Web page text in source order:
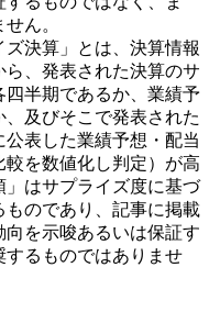
ん。
決算」とは、決算情報
、発表された決算のサ
半期であるか、業績予
及びそこで発表された
表した業績予想・配当
を数値化し判定）が高
はサプライズ度に基づ
のであり、記事に掲載
を示唆あるいは保証す
するものではありませ